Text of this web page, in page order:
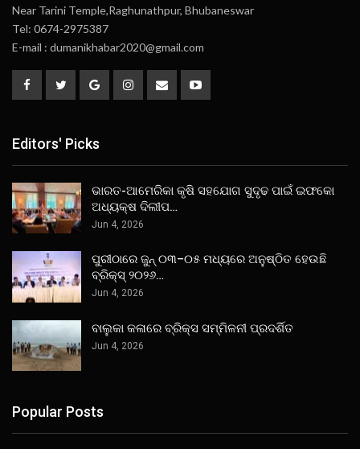
Near Tarini Temple,Raghunathpur, Bhubaneswar
Tel: 0674-2975387
E-mail : dumanikhabar2020@gmail.com
Editors' Picks
ଭାରତ-ଆମେରିକା କୃଷି ସହଯୋଗ ସୁଦୃଢ ପାଇଁ ଇଫକୋ
ଅଧ୍ୟକ୍ଷ ଦିଲୀପ…
Jun 4, 2026
ପୁରୀଠାରେ ଜୁନ୍ ୦୩–୦୫ ମଧ୍ୟରେ ଅନୁଷ୍ଠିତ ହେଉଛି
ବ୍ରିକ୍ସ୍ ୨୦୨୬…
Jun 4, 2026
ବାଲୁକା କଳାରେ ବ୍ରିକ୍ସ ସମ୍ମିଳନୀ ପ୍ରଦର୍ଶିତ
Jun 4, 2026
Popular Posts